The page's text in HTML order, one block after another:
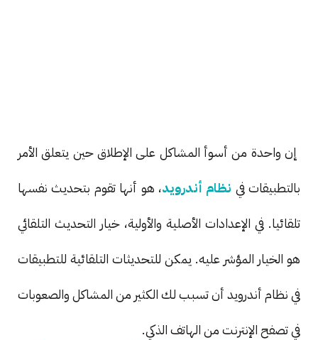
إن واحدة من أسوأ المشاكل على الإطلاق حين يتعلق الأمر
بالتطبيقات في نظام أندرويد، هو أنها تقوم بتحديث نفسها
تلقائيا. في الإعدادات الأصلية والأولية، خيار التحديث التلقائي
هو الخيار المؤشر عليه. يمكن للتحديثات التلقائية للتطبيقات
في نظام أندرويد أن تسبب لك الكثير من المشاكل والصعوبات
في تصفح الإنترنت من الهاتف الذكي.